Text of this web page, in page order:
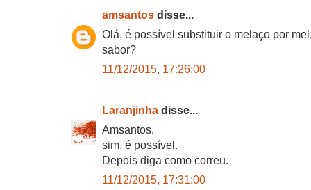
amsantos disse...
Olá, é possível substituir o melaço por
sabor?
11/12/2015, 17:26:00
Laranjinha disse...
Amsantos,
sim, é possível.
Depois diga como correu.
11/12/2015, 17:31:00